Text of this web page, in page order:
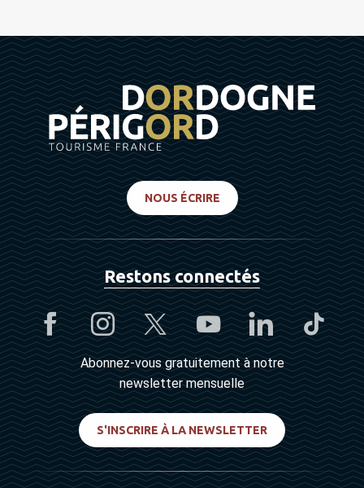
NOUS ÉCRIRE
Restons connectés
Abonnez-vous gratuitement à notre
newsletter mensuelle
S'INSCRIRE À LA NEWSLETTER